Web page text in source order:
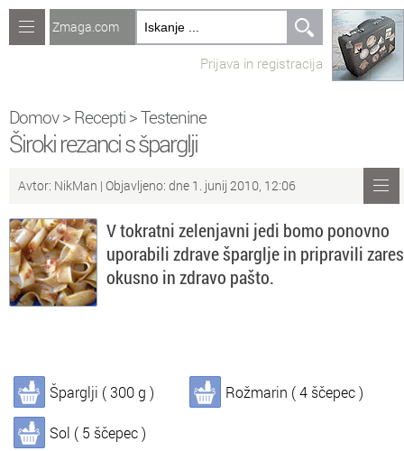
Računalništvo
Recepti
Naredi sam
Forum
Preverjanje znanja
Sv Sveže teme na forumu
So Objavljanje vsebin
In Informacije o nas
Zmaga.com
Prijava in registracija
Domov> Recepti >Testenine
Široki rezanci s šparglji
Avtor: NikMan | Objavljeno: dne 1. junij 2010, 12:06
V tokratni zelenjavni jedi bomo ponovno
uporabili zdrave šparglje in pripravili zares
okusno in zdravo pašto.
Šparglji ( 300 g )
Sol ( 5 ščepec )
Rožmarin ( 4 ščepec )